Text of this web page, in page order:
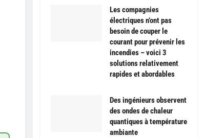
Les compagnies
électriques n’ont pas
besoin de couper le
courant pour prévenir les
incendies – voici 3
solutions relativement
rapides et abordables
Des ingénieurs observent
des ondes de chaleur
quantiques à température
ambiante